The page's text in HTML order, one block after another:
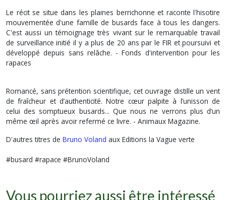
Le récit se situe dans les plaines berrichonne et raconte l'hisotire
mouvementée d'une famille de busards face à tous les dangers.
C'est aussi un témoignage très vivant sur le remarquable travail
de surveillance initié il y a plus de 20 ans par le FIR et poursuivi et
développé depuis sans relâche. -Fonds d'intervention pour les
rapaces
Romancé, sans prétention scientifique, cet ouvrage distille un vent
de fraîcheur et d’authenticité. Notre cœur palpite à l’unisson de
celui des somptueux busards... Que nous ne verrons plus d’un
même œil après avoir refermé ce livre. - Animaux Magazine.
D'autres titres de Bruno Voland aux Editions la Vague verte
#busard #rapace #BrunoVoland
Vous pourriez aussi être intéressé